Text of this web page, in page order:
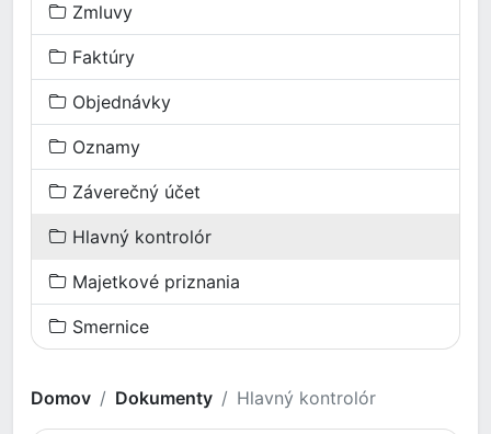
Zmluvy
Faktúry
Objednávky
Oznamy
Záverečný účet
Hlavný kontrolór
Majetkové priznania
Smernice
Domov Dokumenty Hlavný kontrolór